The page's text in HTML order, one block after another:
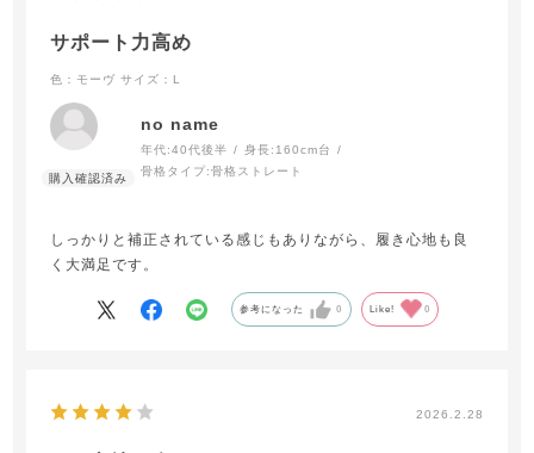
サポート力高め
色：モーヴ サイズ：L
no name
年代:40代後半 身長: 160cm台
骨格タイプ:骨格ストレート
しっかりと補正されている感じもありながら、履き心地も良
く大満足です。
参考になった 0 Like! 0
2026.2.28